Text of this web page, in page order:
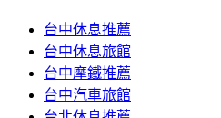
台中休息推薦
台中休息旅館
台中摩鐵推薦
台中汽車旅館